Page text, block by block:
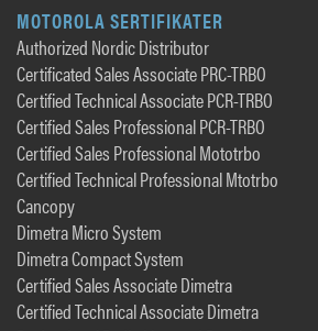
MOTOROLA SERTIFIKATER
Authorized Nordic Distributor
Certificated Sales Associate PRC-TRBO
Certified Technical Associate PCR-TRBO
Certified Sales Professional PCR-TRBO
Certified Sales Professional Mototrbo
Certified Technical Professional Mtotrbo
Cancopy
Dimetra Micro System
Dimetra Compact System
Certified Sales Associate Dimetra
Certified Technical Associate Dimetra